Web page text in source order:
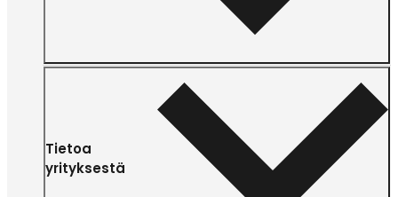
Tietoa
yrityksestä